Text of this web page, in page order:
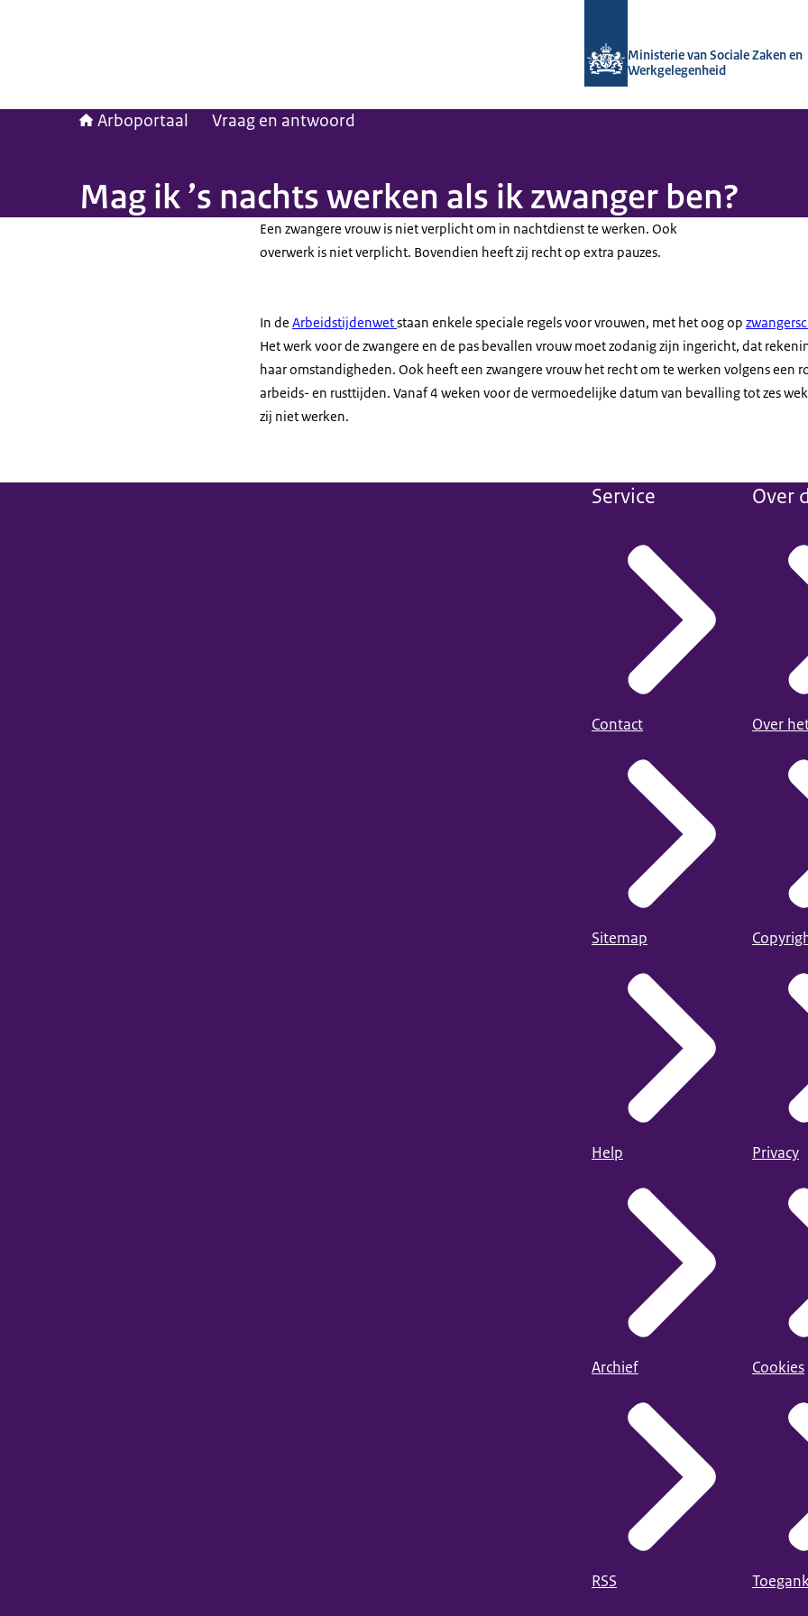
Ministerie van Sociale Zaken en
Werkgelegenheid
Arboportaal Vraag en antwoord
Mag ik ’s nachts werken als ik zwanger ben?
Een zwangere vrouw is niet verplicht om in nachtdienst te werken. Ook
overwerk is niet verplicht. Bovendien heeft zij recht op extra pauzes.
In de Arbeidstijdenwetstaan enkele speciale regels voor vrouwen, met het oog op
Het werk voor de zwangere en de pas bevallen vrouw moet zodanig zijn ingericht, dat
haar omstandigheden. Ook heeft een zwangere vrouw het recht om te werken volgens een
arbeids- en rusttijden. Vanaf 4 weken voor de vermoedelijke datum van bevalling tot zes
zij niet werken.
Service
Contact
Sitemap
Help
Archief
RSS
Over
Over
Privacy
Cookies